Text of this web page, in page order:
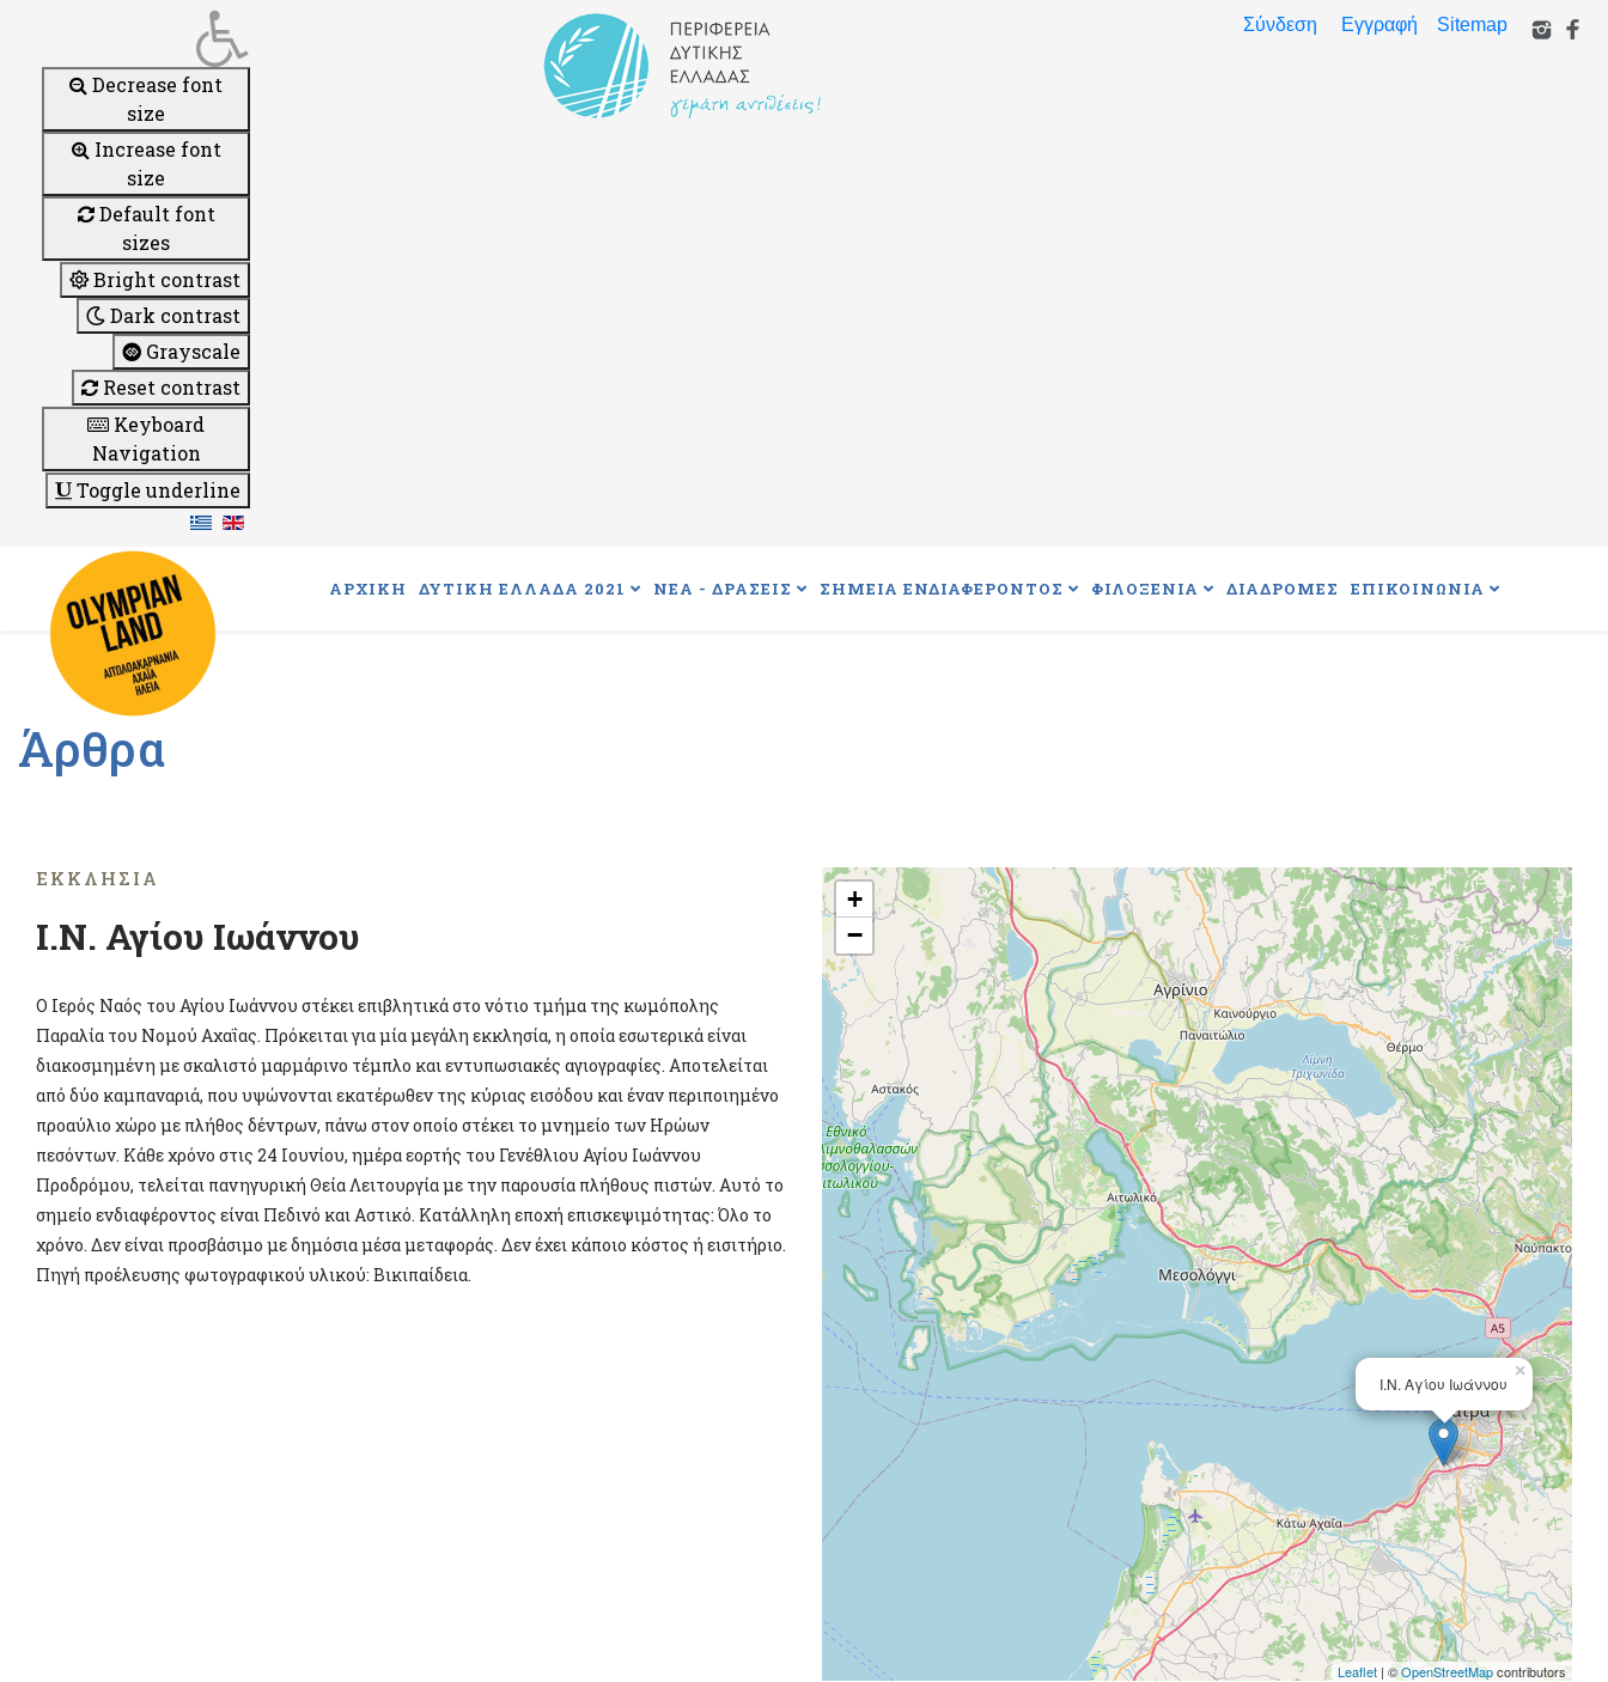
Decrease font
size
Increase font
size
Default font
sizes
Bright contrast
Dark contrast
Grayscale
Reset contrast
Keyboard
Navigation
Toggle underline
Σύνδεση Εγγραφή Sitemap
ΑΡΧΙΚΗ ΔΥΤΙΚΗ ΕΛΛΑΔΑ 2021 ΝΕΑ - ΔΡΑΣΕΙΣ ΣΗΜΕΙΑ ΕΝΔΙΑΦΕΡΟΝΤΟΣ ΦΙΛΟΞΕΝΙΑ ΔΙΑΔΡΟΜΕΣ ΕΠΙΚΟΙΝΩΝΙΑ
Άρθρα
ΕΚΚΛΗΣΊΑ
Ι.Ν. Αγίου Ιωάννου
Ο Ιερός Ναός του Αγίου Ιωάννου στέκει επιβλητικά στο νότιο τμήμα της κωμόπολης
Παραλία του Νομού Αχαΐας. Πρόκειται για μία μεγάλη εκκλησία, η οποία εσωτερικά είναι
διακοσμημένη με σκαλιστό μαρμάρινο τέμπλο και εντυπωσιακές αγιογραφίες. Αποτελείται
από δύο καμπαναριά, που υψώνονται εκατέρωθεν της κύριας εισόδου και έναν περιποιημένο
προαύλιο χώρο με πλήθος δέντρων, πάνω στον οποίο στέκει το μνημείο των Ηρώων
πεσόντων. Κάθε χρόνο στις 24 Ιουνίου, ημέρα εορτής του Γενέθλιου Αγίου Ιωάννου
Προδρόμου, τελείται πανηγυρική Θεία Λειτουργία με την παρουσία πλήθους πιστών. Αυτό το
σημείο ενδιαφέροντος είναι Πεδινό και Αστικό. Κατάλληλη εποχή επισκεψιμότητας: Όλο το
χρόνο. Δεν είναι προσβάσιμο με δημόσια μέσα μεταφοράς. Δεν έχει κάποιο κόστος ή εισιτήριο.
Πηγή προέλευσης φωτογραφικού υλικού: Βικιπαίδεια.
Ι.Ν. Αγίου Ιωάννου
×
+
−
Leaflet | ©OpenStreetMapcontributors